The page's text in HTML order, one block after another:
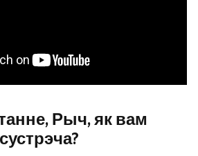
Рыч, як вам